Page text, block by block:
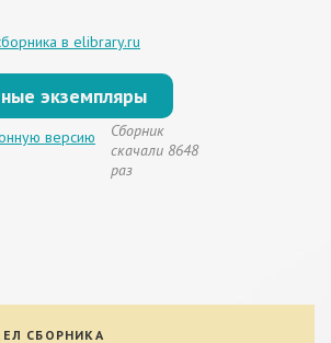
в elibrary.ru
экземпляры
версию
Сборник
скачали 8648
раз
СБОРНИКА